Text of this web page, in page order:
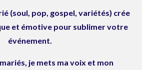
(soul, pop, gospel, variétés) crée
et émotive pour sublimer votre
événement.
je mets ma voix et mon